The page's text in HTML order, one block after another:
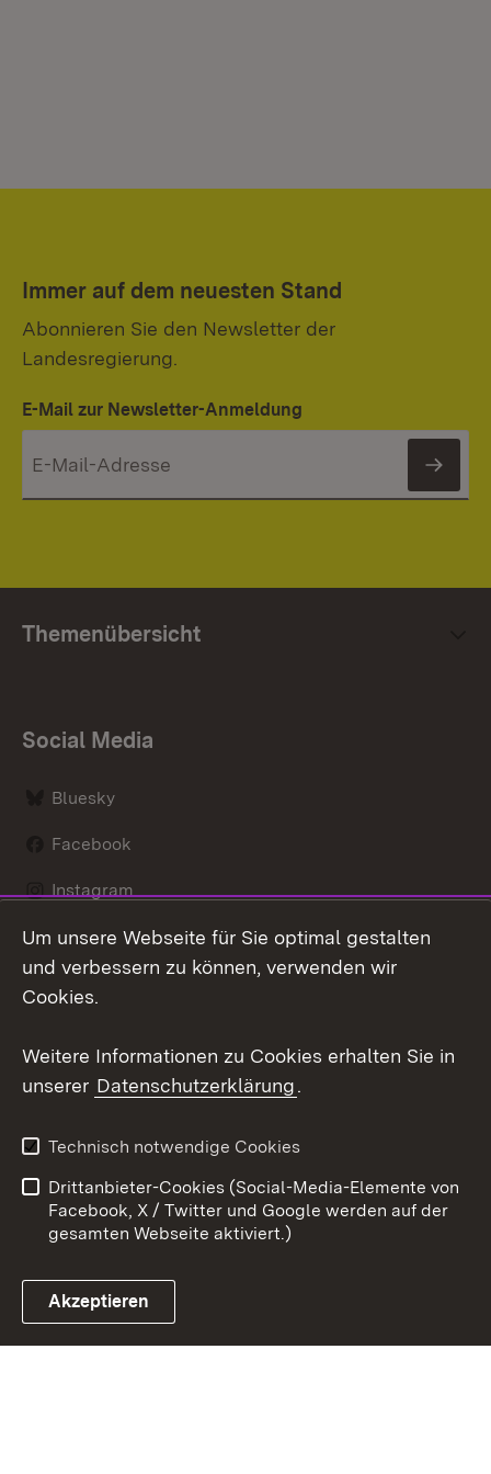
Immer auf dem neuesten Stand
Abonnieren Sie den Newsletter der
Landesregierung.
E-Mail zur Newsletter-Anmeldung
Themenübersicht
Social Media
Bluesky
Facebook
Instagram
LinkedIn
Link zum Landesportal
Datenschutz
Barrierefreiheit
Impressum
Cookies
Um unsere Webseite für Sie optimal gestalten
und verbessern zu können, verwenden wir
Cookies.
Weitere Informationen zu Cookies erhalten Sie in
unserer Datenschutzerklärung.
Technisch notwendige Cookies
Drittanbieter-Cookies (Social-Media-Elemente von
Facebook, X / Twitter und Google werden auf der
gesamten Webseite aktiviert.)
Akzeptieren